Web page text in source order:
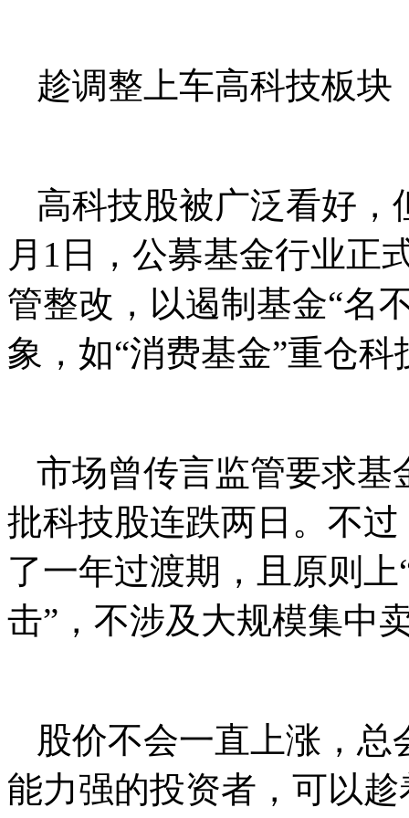
趁调整上车高科技板块
高科技股被广泛看好，
月1日，公募基金行业正
管整改，以遏制基金“名
象，如“消费基金”重仓科
市场曾传言监管要求基
批科技股连跌两日。不
了一年过渡期，且原则
击”，不涉及大规模集中
股价不会一直上涨，
能力强的投资者，可以